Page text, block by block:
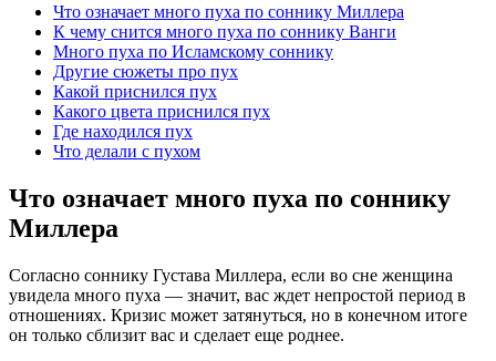
Что означает много пуха по соннику Миллера
К чему снится много пуха по соннику Ванги
Много пуха по Исламскому соннику
Другие сюжеты про пух
Какой приснился пух
Какого цвета приснился пух
Где находился пух
Что делали с пухом
Что означает много пуха по соннику
Миллера
Согласно соннику Густава Миллера, если во сне женщина
увидела много пуха — значит, вас ждет непростой период в
отношениях. Кризис может затянуться, но в конечном итоге
он только сблизит вас и сделает еще роднее.